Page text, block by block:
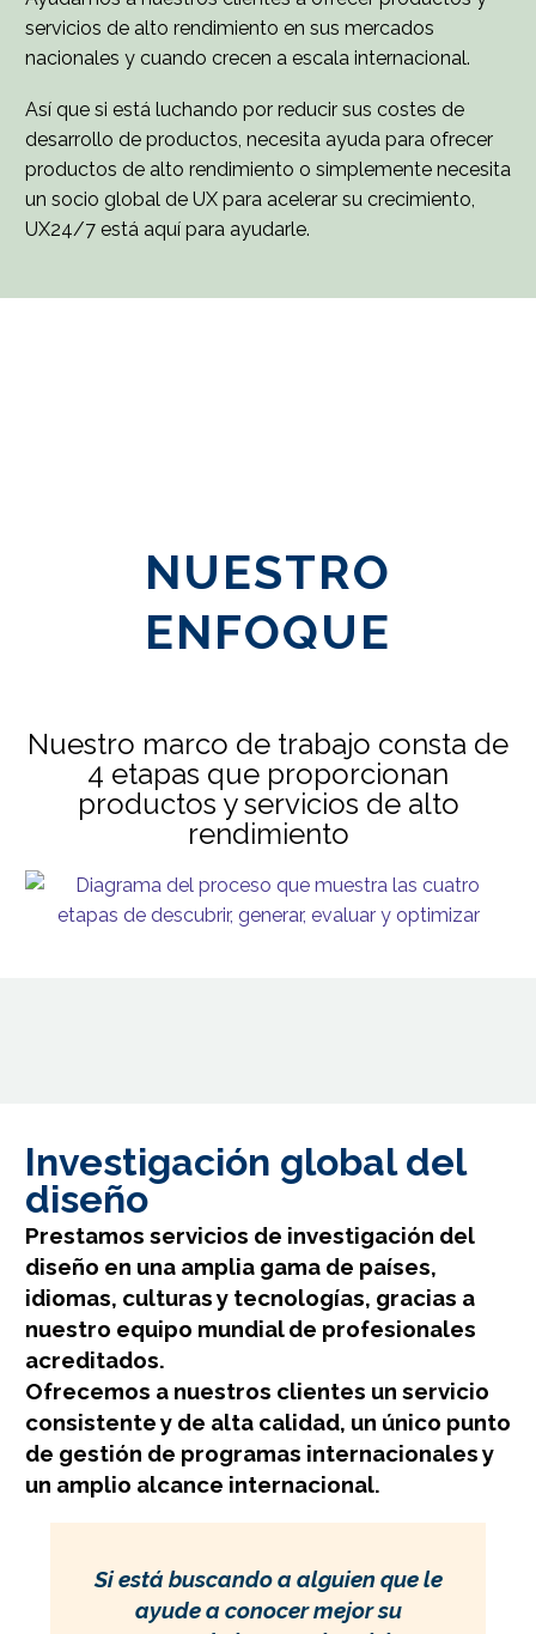
servicios de alto rendimiento en sus mercados
nacionales y cuando crecen a escala internacional.
Así que si está luchando por reducir sus costes de
desarrollo de productos, necesita ayuda para ofrecer
productos de alto rendimiento o simplemente necesita
un socio global de UX para acelerar su crecimiento,
UX24/7 está aquí para ayudarle.
NUESTRO
ENFOQUE
Nuestro marco de trabajo consta de
4 etapas que proporcionan
productos y servicios de alto
rendimiento
Investigación global del
diseño
Prestamos servicios de investigación del
diseño en una amplia gama de países,
idiomas, culturas y tecnologías, gracias a
nuestro equipo mundial de profesionales
acreditados.
Ofrecemos a nuestros clientes un servicio
consistente y de alta calidad, un único punto
de gestión de programas internacionales y
un amplio alcance internacional.
Si está buscando a alguien que le
ayude a conocer mejor su